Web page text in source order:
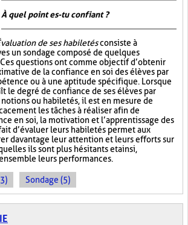
À quel point es-tu confiant ?
de ses habiletésconsiste à
un sondage composé de quelques
questions ont comme objectif d’obtenir
de la confiance en soi des élèves par
ou à une aptitude spécifique. Lorsque
le degré de confiance de ses élèves par
ou habiletés, il est en mesure de
les tâches à réaliser afin de
en soi, la motivation et l’apprentissage des
d’évaluer leurs habiletés permet aux
davantage leur attention et leurs efforts sur
ils sont plus hésitants et ainsi,
leurs performances.
Sondage (5)